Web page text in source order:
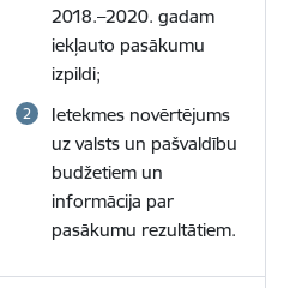
2018.–2020. gadam
iekļauto pasākumu
izpildi;
Ietekmes novērtējums
uz valsts un pašvaldību
budžetiem un
informācija par
pasākumu rezultātiem.